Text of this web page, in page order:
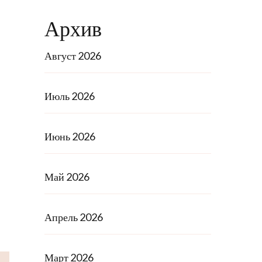
Архив
Август 2026
Июль 2026
Июнь 2026
Май 2026
Апрель 2026
Март 2026